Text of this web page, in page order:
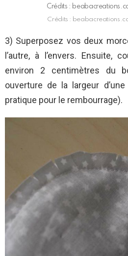
Crédits :
Crédits :
3) Superposez vos deux
l’autre, à l’envers. Ensuite,
environ 2 centimètres du
ouverture de la largeur
pratique pour le rembourrage).